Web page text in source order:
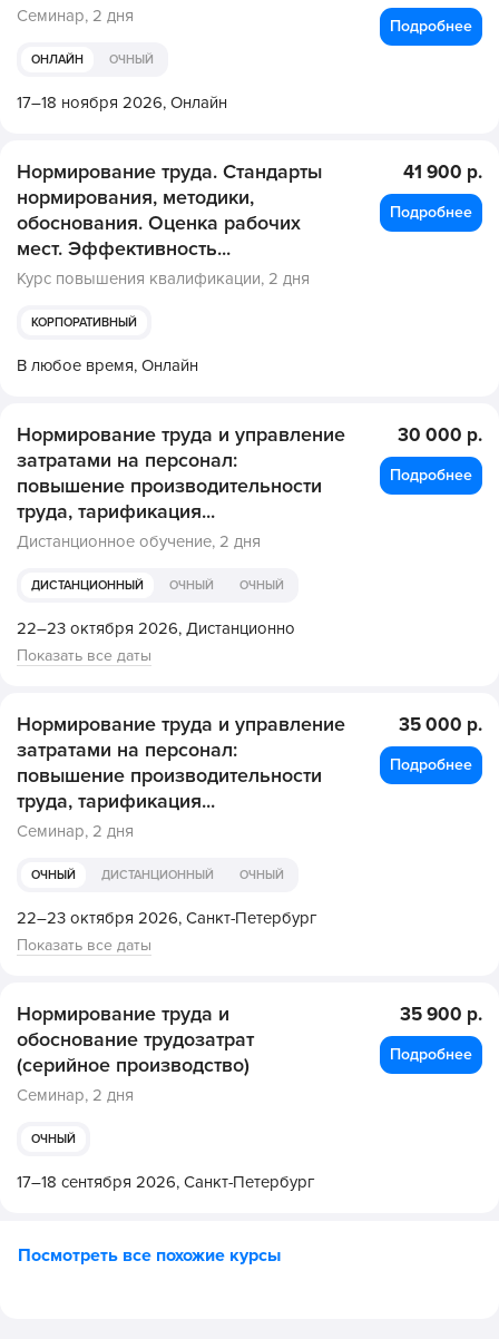
Семинар, 2 дня
ОНЛАЙН ОЧНЫЙ
17–18 ноября 2026, Онлайн
Подробнее
Нормирование труда. Стандарты
нормирования, методики,
обоснования. Оценка рабочих
мест. Эффективность...
Курс повышения квалификации, 2 дня
КОРПОРАТИВНЫЙ
В любое время, Онлайн
41 900 р.
Подробнее
Нормирование труда и управление
затратами на персонал:
повышение производительности
труда, тарификация...
Дистанционное обучение, 2 дня
ДИСТАНЦИОННЫЙ ОЧНЫЙ ОЧНЫЙ
22–23 октября 2026, Дистанционно
Показать все даты
30 000 р.
Подробнее
Нормирование труда и управление
затратами на персонал:
повышение производительности
труда, тарификация...
Семинар, 2 дня
ОЧНЫЙ ДИСТАНЦИОННЫЙ ОЧНЫЙ
22–23 октября 2026, Санкт-Петербург
Показать все даты
35 000 р.
Подробнее
Нормирование труда и
обоснование трудозатрат
(серийное производство)
Семинар, 2 дня
ОЧНЫЙ
17–18 сентября 2026, Санкт-Петербург
35 900 р.
Подробнее
Посмотреть все похожие курсы